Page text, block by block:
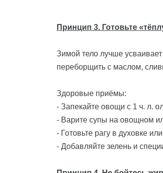
Принцип 3. Готовьте
Зимой тело лучше
переборщить с маслом,
Здоровые приёмы:
- Запекайте овощи с 1 ч. л.
- Варите супы на овощном
- Готовьте рагу в духовке
- Добавляйте зелень и